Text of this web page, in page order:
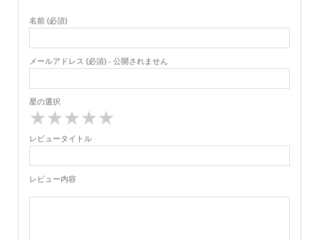
名前 (必須)
メールアドレス (必須) - 公開されません
星の選択
★
★
★
★
★
レビュータイトル
レビュー内容